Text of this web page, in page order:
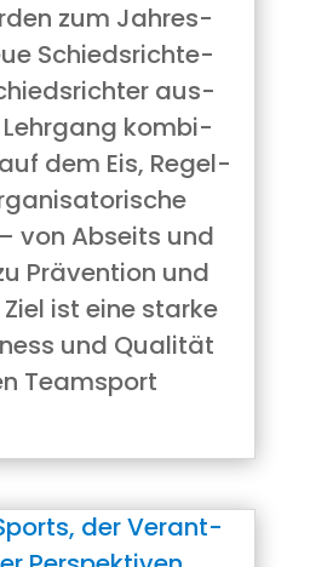
zum Jah­res­
Schieds­rich­te­
aus­
Lehr­gang kom­bi­
dem Eis, Regel­
von Abseits und
Prä­ven­ti­on und
ist eine star­ke
und Qua­li­tät
Team­sport